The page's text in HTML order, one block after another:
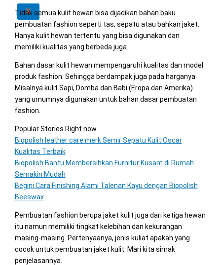
X
Tidak semua kulit hewan bisa dijadikan bahan baku
pembuatan fashion seperti tas, sepatu atau bahkan jaket.
Hanya kulit hewan tertentu yang bisa digunakan dan
memiliki kualitas yang berbeda juga.
Bahan dasar kulit hewan mempengaruhi kualitas dan model
produk fashion. Sehingga berdampak juga pada harganya.
Misalnya kulit Sapi, Domba dan Babi (Eropa dan Amerika)
yang umumnya digunakan untuk bahan dasar pembuatan
fashion.
Popular Stories Right now
Biopolish leather care merk Semir Sepatu Kulit Oscar
Kualitas Terbaik
Biopolish Bantu Membersihkan Furnitur Kusam di Rumah
Semakin Mudah
Begini Cara Finishing Alami Talenan Kayu dengan Biopolish
Beeswax
Pembuatan fashion berupa jaket kulit juga dari ketiga hewan
itu namun memiliki tingkat kelebihan dan kekurangan
masing-masing. Pertenyaanya, jenis kuliat apakah yang
cocok untuk pembuatan jaket kulit. Mari kita simak
penjelasannya.